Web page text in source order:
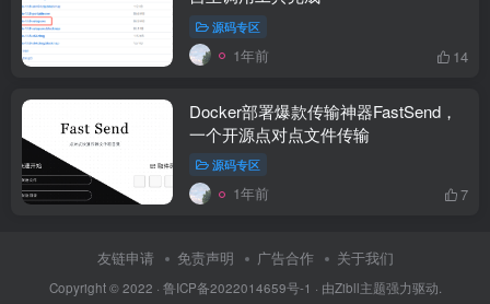
源码专区
1年前 14
Docker部署爆款传输神器FastSend，
一个开源点对点文件传输
源码专区
1年前 7
友链申请 免责声明 广告合作 关于我们
Copyright © 2022 · 鲁ICP备2022014659号-1 · 由Zibll主题强力驱动.